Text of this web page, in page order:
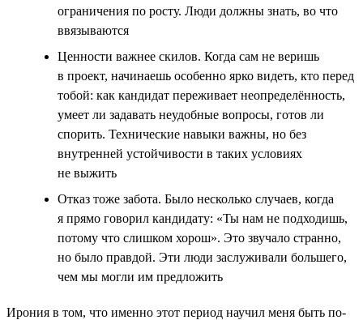
ограничения по росту. Люди должны знать, во что
ввязываются
Ценности важнее скилов. Когда сам не веришь
в проект, начинаешь особенно ярко видеть, кто перед
тобой: как кандидат переживает неопределённость,
умеет ли задавать неудобные вопросы, готов ли
спорить. Технические навыки важны, но без
внутренней устойчивости в таких условиях
не выжить
Отказ тоже забота. Было несколько случаев, когда
я прямо говорил кандидату: «Ты нам не подходишь,
потому что слишком хорош». Это звучало странно,
но было правдой. Эти люди заслуживали большего,
чем мы могли им предложить
Ирония в том, что именно этот период научил меня быть по-